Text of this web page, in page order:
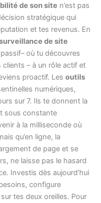
de son site n’est pas
stratégique qui
et tes revenus. En
de site
où tu découvres
– à un rôle actif et
proactif. Les outils
numériques,
sur 7. Ils te donnent la
sous constante
à la milliseconde où
qu’en ligne, la
de page et se
ne laisse pas le hasard
Investis dès aujourd’hui
configure
tes deux oreilles. Pour